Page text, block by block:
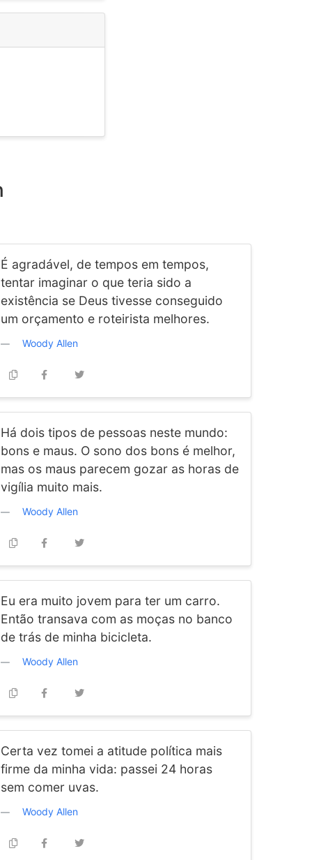
É agradável, de tempos em tempos,
tentar imaginar o que teria sido a
existência se Deus tivesse conseguido
um orçamento e roteirista melhores.
Woody Allen
Há dois tipos de pessoas neste mundo:
bons e maus. O sono dos bons é melhor,
mas os maus parecem gozar as horas de
vigília muito mais.
Woody Allen
Eu era muito jovem para ter um carro.
Então transava com as moças no banco
de trás de minha bicicleta.
Woody Allen
Certa vez tomei a atitude política mais
firme da minha vida: passei 24 horas
sem comer uvas.
Woody Allen